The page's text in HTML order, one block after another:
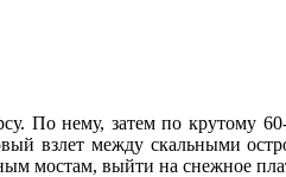
По нему, затем по крутому
взлет между скальными
мостам, выйти на снежное